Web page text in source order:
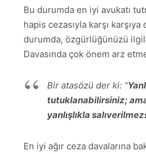
Bu durumda en iyi avukatı
hapis cezasıyla karşı
durumda, özgürlüğünüzü
Davasında çok önem arz
Bir atasözü der ki: “
tutuklanabilirsiniz;
yanlışlıkla
En iyi ağır ceza davalarına